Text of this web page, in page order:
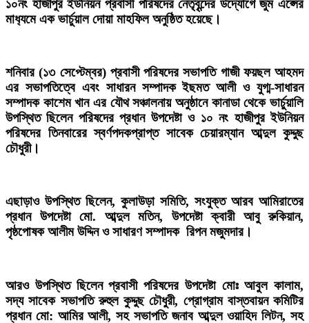
১০নং হাজীপুর ইউনিয়ন প্রবাসী পরিষদের নেতৃবৃন্দের উদ্যোগে জুম এপ্সের
মাধ‍্যমে এক ভার্চুয়াল দোয়া মাহফিল অনুষ্ঠিত হয়েছে।
শনিবার (১৩ সেপ্টেম্বর) প্রবাসী পরিষদের সভাপতি গাজী ফয়ছল আহমদ
এর সভাপতিত্বে এবং সাধারন সম্পাদক ইছমত আলী ও যুগ্ম-সাধারন
সম্পাদক কাশেম খান এর যৌথ সঞ্চালনায় অনুষ্ঠানে কানাডা থেকে ভার্চুয়ালি
উপস্থিত ছিলেন পরিষদের প্রধান উপদেষ্টা ও ১০ নং হাজীপুর ইউনিয়ন
পরিষদের তিনবারের স্বর্ণপদকপ্রাপ্ত সাবেক চেয়ারম্যান আব্দুল কুদ্দুছ
চৌধুরী।
এছাড়াও উপস্থিত ছিলেন, কুলাউড়া সমিতি, সংযুক্ত আরব আমিরাতের
প্রধান উপদেষ্টা মো. আব্দুল মতিন, উপদেষ্টা ক্বারী আবু রুকিয়ান,
পৃষ্ঠপোষক আলীম উদ্দিন ও সাধারণ সম্পাদক রিপন মজুমদার।
আরও উপস্থিত ছিলেন প্রবাসী পরিষদের উপদেষ্টা মোঃ আবুল কালাম,
সদ্য সাবেক সভাপতি রুহুল কুদ্দুছ চৌধুরী, প্রোগ্রাম বাস্তবায়ন কমিটির
প্রধান মো: আমির আলী, সহ সভাপতি জনাব আব্দুল ওয়াহিদ লিটন, সহ